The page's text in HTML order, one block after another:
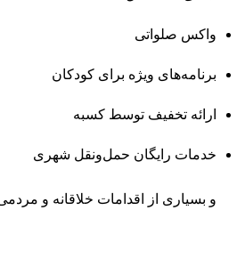
واکس صلواتی
برنامه‌های ویژه برای کودکان
ارائه تخفیف توسط کسبه
خدمات رایگان حمل‌ونقل شهری
و بسیاری از اقدامات خلاقانه و